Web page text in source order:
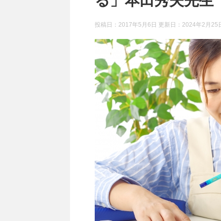
投稿日：2017年5月6日 更新日： 2024年2月25